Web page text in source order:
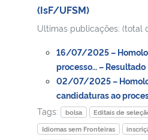
(IsF/UFSM)
Ultimas publicações: (total
16/07/2025 –
processo… – Resultado
02/07/2025 –
candidaturas ao
Tags:
bolsa Editais de
Idiomas sem Fronteiras